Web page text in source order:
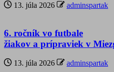
13. júla 2026 adminspartak
6. ročník vo futbale
žiakov a prípraviek v
13. júla 2026 adminspartak